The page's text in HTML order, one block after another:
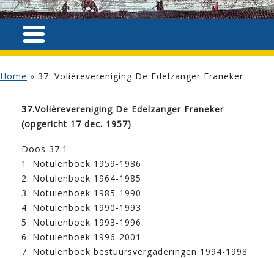
Home » 37. Volièrevereniging De Edelzanger Franeker
37.Volièrevereniging De Edelzanger Franeker
(opgericht 17 dec. 1957)
Doos 37.1
1. Notulenboek 1959-1986
2. Notulenboek 1964-1985
3. Notulenboek 1985-1990
4. Notulenboek 1990-1993
5. Notulenboek 1993-1996
6. Notulenboek 1996-2001
7. Notulenboek bestuursvergaderingen 1994-1998